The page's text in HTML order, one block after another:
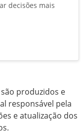
decisões mais
produzidos e
responsável pela
e atualização dos